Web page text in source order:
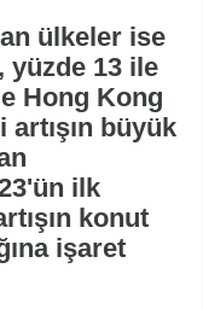
ülkeler ise
yüzde 13 ile
Hong Kong
büyük
ilk
konut
işaret